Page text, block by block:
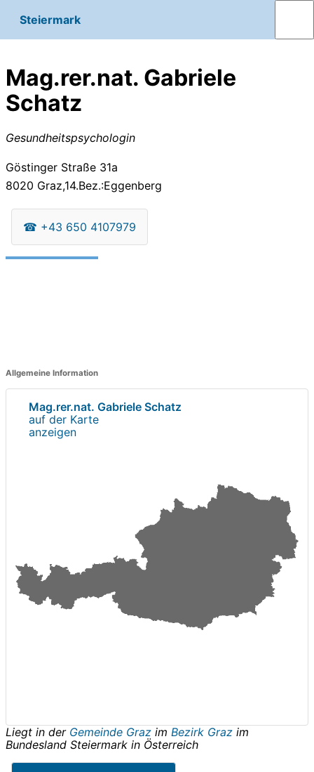
Steiermark
Mag.rer.nat. Gabriele
Schatz
Gesundheitspsychologin
Göstinger Straße 31a
8020 Graz,14.Bez.:Eggenberg
☎ +43 650 4107979
Allgemeine Information
Mag.rer.nat. Gabriele Schatz
auf der Karte
anzeigen
Liegt in der Gemeinde Graz im Bezirk Graz im
Bundesland Steiermark in Österreich